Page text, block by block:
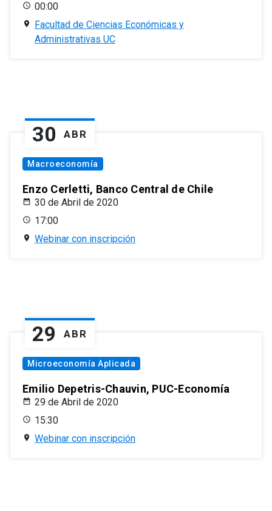
00:00
Facultad de Ciencias Económicas y
Administrativas UC
30 ABR
Macroeconomía
Enzo Cerletti, Banco Central de Chile
30 de Abril de 2020
17:00
Webinar con inscripción
29 ABR
Microeconomía Aplicada
Emilio Depetris-Chauvin, PUC-Economía
29 de Abril de 2020
15:30
Webinar con inscripción